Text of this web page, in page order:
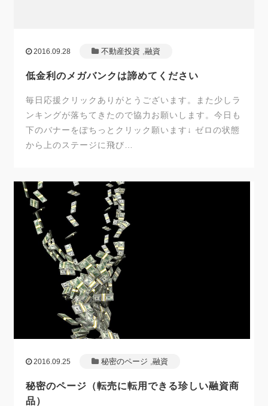
2016.09.28 不動産投資 ,融資
低金利のメガバンクは諦めてください
毎日応援クリックありがとうございます。また少しラ
ンキングが落ちてきたので協力お願いします。今日も
下のバナーをぽちっとクリック願います↓ ゼロの状態
から上のステージに飛び…
2016.09.25 秘密のページ ,融資
秘密のページ（転売に転用できる珍しい融資商
品）